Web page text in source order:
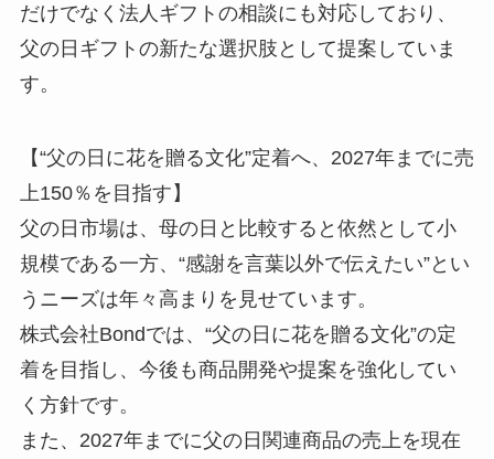
だけでなく法人ギフトの相談にも対応しており、
父の日ギフトの新たな選択肢として提案していま
す。
【“父の日に花を贈る文化”定着へ、2027年までに売
上150％を目指す】
父の日市場は、母の日と比較すると依然として小
規模である一方、“感謝を言葉以外で伝えたい”とい
うニーズは年々高まりを見せています。
株式会社Bondでは、“父の日に花を贈る文化”の定
着を目指し、今後も商品開発や提案を強化してい
く方針です。
また、2027年までに父の日関連商品の売上を現在